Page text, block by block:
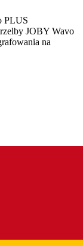
PLUS
JOBY Wavo
na